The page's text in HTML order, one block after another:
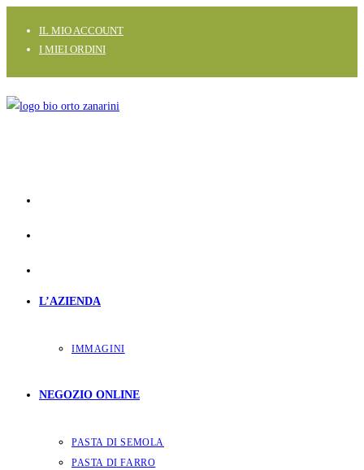
contenuto
IL MIO ACCOUNT
I MIEI ORDINI
L’AZIENDA
IMMAGINI
NEGOZIO ONLINE
PASTA DI SEMOLA
PASTA DI FARRO